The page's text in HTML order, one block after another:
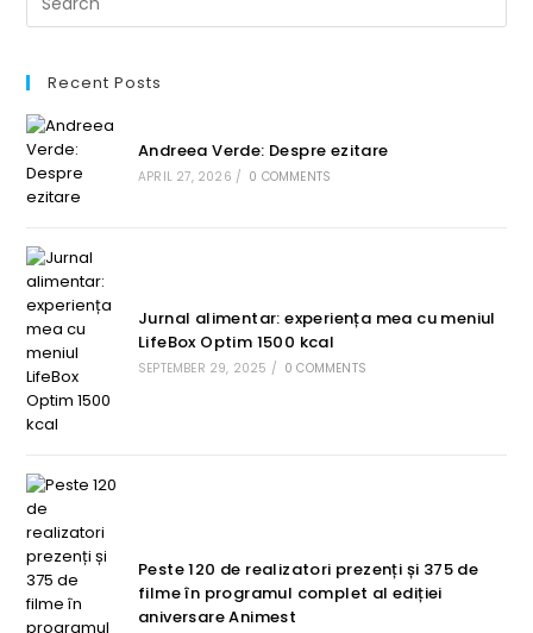
Recent Posts
Andreea Verde: Despre ezitare
APRIL 27, 2026 / 0 COMMENTS
Jurnal alimentar: experiența mea cu meniul
LifeBox Optim 1500 kcal
SEPTEMBER 29, 2025 / 0 COMMENTS
Peste 120 de realizatori prezenți și 375 de
filme în programul complet al ediției
aniversare Animest